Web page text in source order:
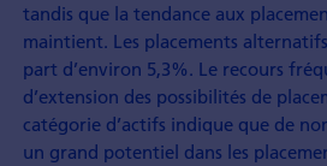
tandis que la tendance aux
maintient. Les placements
part d’environ 5,3%. Le recours
d’extension des possibilités de
catégorie d’actifs indique que de
un grand potentiel dans les